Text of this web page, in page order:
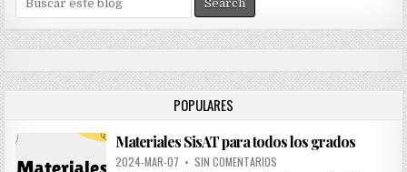
e
a
r
c
h
o
r
:
POPULARES
Materiales SisAT para todos los grados
2024-MAR-07 • SIN COMENTARIOS